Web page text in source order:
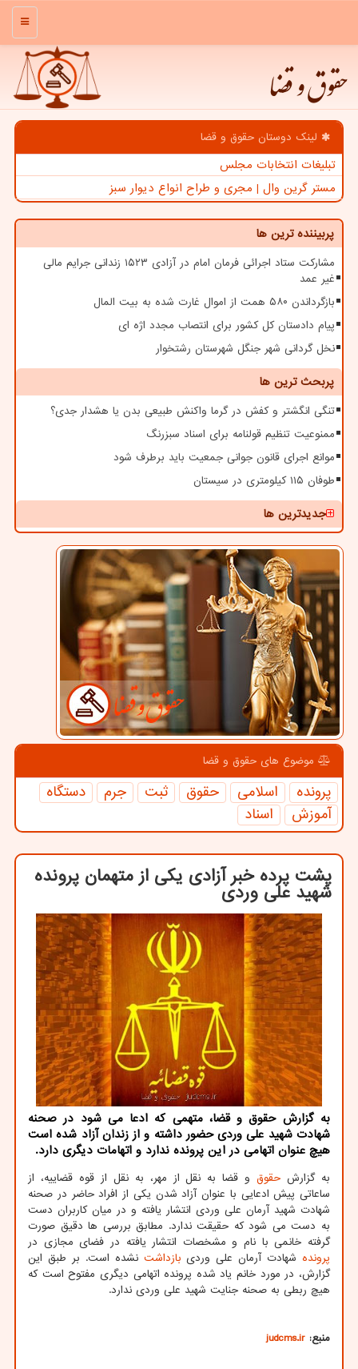
منو
حقوق و قضا
لینک دوستان حقوق و قضا
تبلیغات انتخابات مجلس
مستر گرین وال | مجری و طراح انواع دیوار سبز
پربیننده ترین ها
مشارکت ستاد اجرائی فرمان امام در آزادی ۱۵۲۳ زندانی جرایم مالی
غیر عمد
بازگرداندن ۵۸۰ همت از اموال غارت شده به بیت المال
پیام دادستان کل کشور برای انتصاب مجدد اژه ای
نخل گردانی شهر جنگل شهرستان رشتخوار
پربحث ترین ها
تنگی انگشتر و کفش در گرما واکنش طبیعی بدن یا هشدار جدی؟
ممنوعیت تنظیم قولنامه برای اسناد سبزرنگ
موانع اجرای قانون جوانی جمعیت باید برطرف شود
طوفان ۱۱۵ کیلومتری در سیستان
جدیدترین ها
موضوع های حقوق و قضا
پرونده اسلامی حقوق ثبت جرم
دستگاه
آموزش
اسناد
پشت پرده خبر آزادی یکی از متهمان پرونده
شهید علی وردی
به گزارش حقوق و قضا، متهمی که ادعا می شود در صحنه
شهادت شهید علی وردی حضور داشته و از زندان آزاد شده است
هیچ عنوان اتهامی در این پرونده ندارد و اتهامات دیگری دارد.
به گزارش حقوقو قضا به نقل از مهر، به نقل از قوه قضاییه، از
ساعاتی پیش ادعایی با عنوان آزاد شدن یکی از افراد حاضر در صحنه
شهادت شهید آرمان علی وردی انتشار یافته و در میان کاربران دست
به دست می شود که حقیقت ندارد. مطابق بررسی ها دقیق صورت
گرفته خانمی با نام و مشخصات انتشار یافته در فضای مجازی در
پرونده شهادت آرمان علی وردی بازداشت نشده است. بر طبق این
گزارش، در مورد خانم یاد شده پرونده اتهامی دیگری مفتوح است که
هیچ ربطی به صحنه جنایت شهید علی وردی ندارد.
منبع: judcms.ir